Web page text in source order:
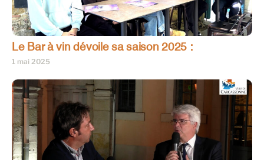
Le Bar à vin dévoile sa saison 2025 :
1 mai 2025